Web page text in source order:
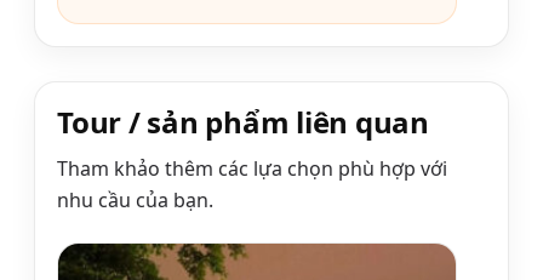
Tour / sản phẩm liên quan
Tham khảo thêm các lựa chọn phù hợp với
nhu cầu của bạn.